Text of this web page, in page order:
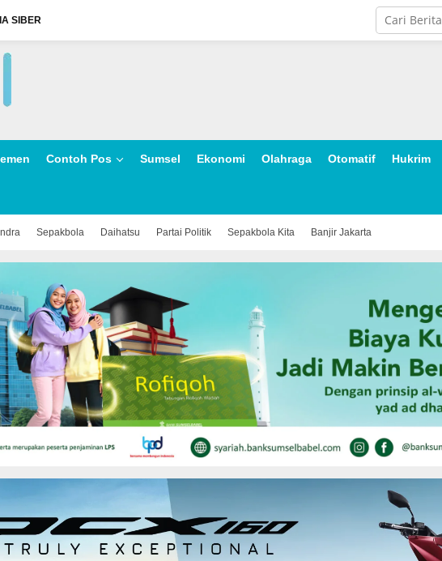
SIBER
Contoh Pos Sumsel Ekonomi Olahraga Otomatif Hukrim
Sepakbola Daihatsu Partai Politik Sepakbola Kita Banjir Jakarta